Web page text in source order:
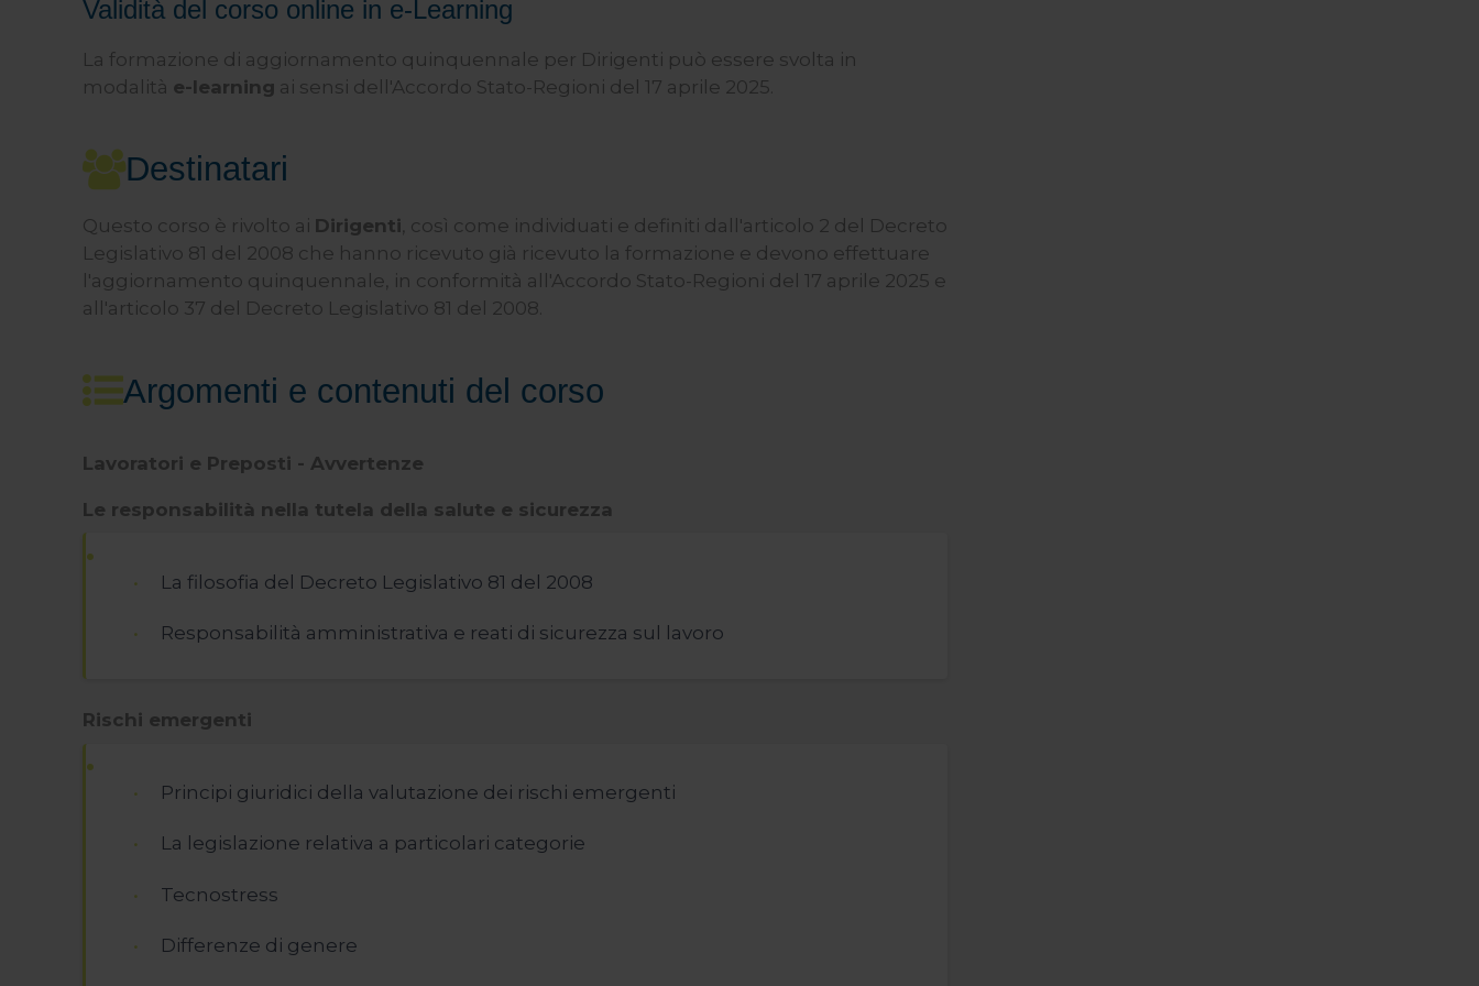
Validità del corso online in e-Learning
La formazione di aggiornamento quinquennale per Dirigenti può essere svolta in
modalità e-learning ai sensi dell'Accordo Stato-Regioni del 17 aprile 2025.
Destinatari
Questo corso è rivolto ai Dirigenti, così come individuati e definiti dall'articolo 2 del Decreto
Legislativo 81 del 2008 che hanno ricevuto già ricevuto la formazione e devono effettuare
l'aggiornamento quinquennale, in conformità all'Accordo Stato-Regioni del 17 aprile 2025 e
all'articolo 37 del Decreto Legislativo 81 del 2008.
Argomenti e contenuti del corso
Lavoratori e Preposti - Avvertenze
Le responsabilità nella tutela della salute e sicurezza
La filosofia del Decreto Legislativo 81 del 2008
Responsabilità amministrativa e reati di sicurezza sul lavoro
Rischi emergenti
Principi giuridici della valutazione dei rischi emergenti
La legislazione relativa a particolari categorie
Tecnostress
Differenze di genere